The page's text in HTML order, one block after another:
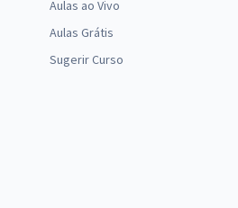
Aulas ao Vivo
Aulas Grátis
Sugerir Curso